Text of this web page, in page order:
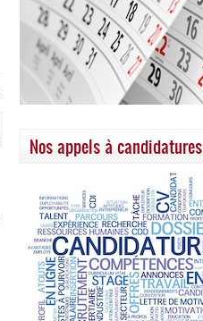
Nos appels à candidatures